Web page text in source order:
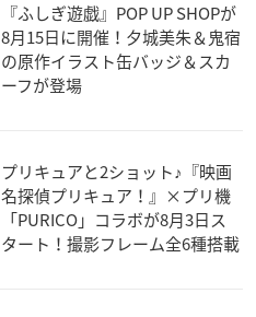
『ふしぎ遊戯』POP UP SHOPが
8月15日に開催！夕城美朱＆鬼宿
の原作イラスト缶バッジ＆スカ
ーフが登場
プリキュアと2ショット♪『映画
名探偵プリキュア！』×プリ機
「PURICO」コラボが8月3日ス
タート！撮影フレーム全6種搭載